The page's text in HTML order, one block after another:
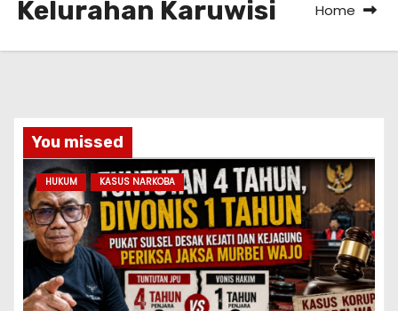
Kelurahan Karuwisi Home
You missed
HUKUM KASUS NARKOBA